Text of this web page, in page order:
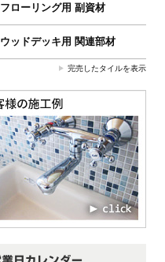
フローリング用 副資材
ウッドデッキ用 関連部材
完売したタイルを表示